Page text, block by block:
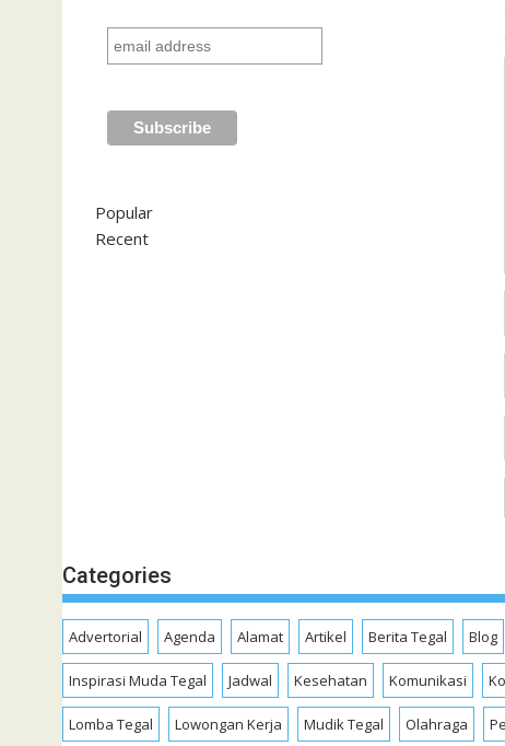
Popular
Recent
Categories
Advertorial Agenda Alamat Artikel Berita Tegal Blog
Inspirasi Muda Tegal Jadwal Kesehatan Komunikasi
Lomba Tegal Lowongan Kerja Mudik Tegal Olahraga